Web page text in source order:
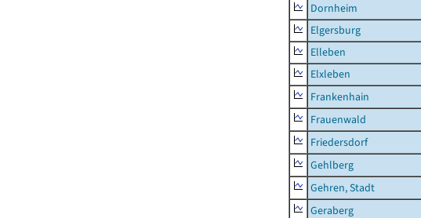
Dornheim
Elgersburg
Elleben
Elxleben
Frankenhain
Frauenwald
Friedersdorf
Gehlberg
Gehren, Stadt
Geraberg